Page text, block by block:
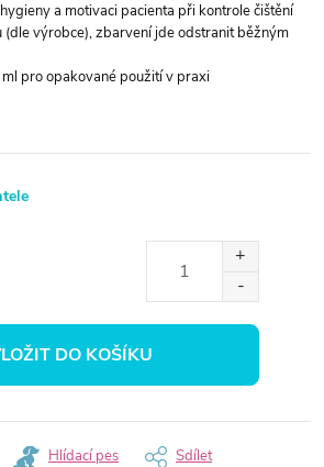
a motivaci pacienta při kontrole čištění
(dle výrobce), zbarvení jde odstranit běžným
pro opakované použití v praxi
DO KOŠÍKU
Hlídací pes Sdílet